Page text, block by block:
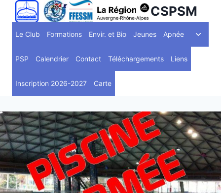
Aller
contenu
CSPSM
Le Club Formations Envir. et Bio Jeunes Apnée
PSP Calendrier Contact Téléchargements Liens
Inscription 2026-2027 Carte